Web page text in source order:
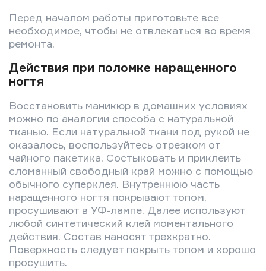
Перед началом работы приготовьте все
необходимое, чтобы не отвлекаться во время
ремонта.
Действия при поломке наращенного
ногтя
Восстановить маникюр в домашних условиях
можно по аналогии способа с натуральной
тканью. Если натуральной ткани под рукой не
оказалось, воспользуйтесь отрезком от
чайного пакетика. Состыковать и приклеить
сломанный свободный край можно с помощью
обычного суперклея. Внутреннюю часть
наращенного ногтя покрывают топом,
просушивают в УФ-лампе. Далее используют
любой синтетический клей моментального
действия. Состав наносят трехкратно.
Поверхность следует покрыть топом и хорошо
просушить.